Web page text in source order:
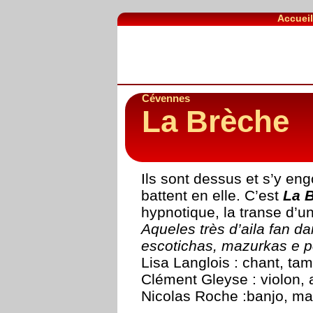
Accueil
Cévennes
La Brèche
Ils sont dessus et s’y
battent en elle. C’est La
hypnotique, la transe
Aqueles très d’aila fan
escotichas, mazurkas e
Lisa Langlois : chant,
Clément Gleyse : violon,
Nicolas Roche :banjo,